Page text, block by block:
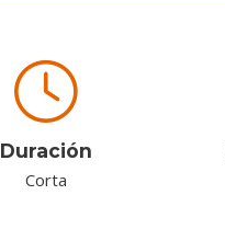
Duración
Corta